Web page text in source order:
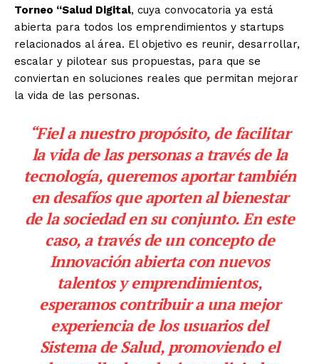
Torneo “Salud Digital, cuya convocatoria ya está
abierta para todos los emprendimientos y startups
relacionados al área. El objetivo es reunir, desarrollar,
escalar y pilotear sus propuestas, para que se
conviertan en soluciones reales que permitan mejorar
la vida de las personas.
“Fiel a nuestro propósito, de facilitar
la vida de las personas a través de la
tecnología, queremos aportar también
en desafíos que aporten al bienestar
de la sociedad en su conjunto. En este
caso, a través de un concepto de
Innovación abierta con nuevos
talentos y emprendimientos,
esperamos contribuir a una mejor
experiencia de los usuarios del
Sistema de Salud, promoviendo el